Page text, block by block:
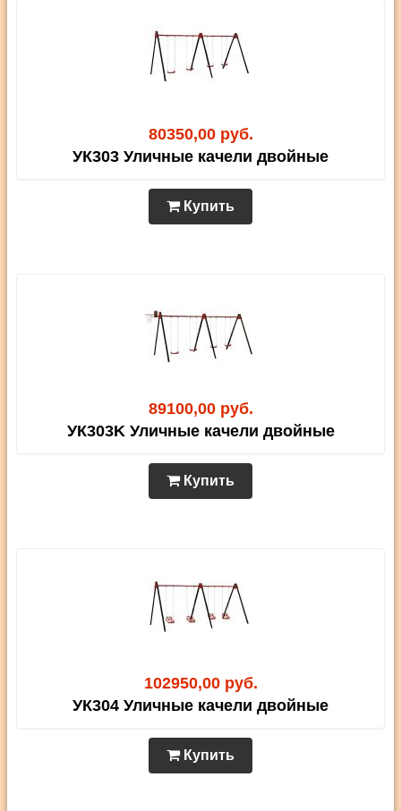
80350,00 руб.
УК303 Уличные качели двойные
Купить
89100,00 руб.
УК303K Уличные качели двойные
Купить
102950,00 руб.
УК304 Уличные качели двойные
Купить